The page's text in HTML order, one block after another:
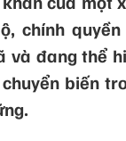
chính
và đang thể
biến